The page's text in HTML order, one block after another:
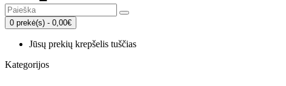
0 prekė(s) - 0,00€
Jūsų prekių krepšelis tuščias
Kategorijos